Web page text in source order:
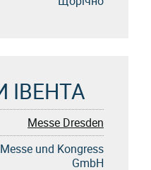
Messe Dresden
Messe und Kongress
GmbH